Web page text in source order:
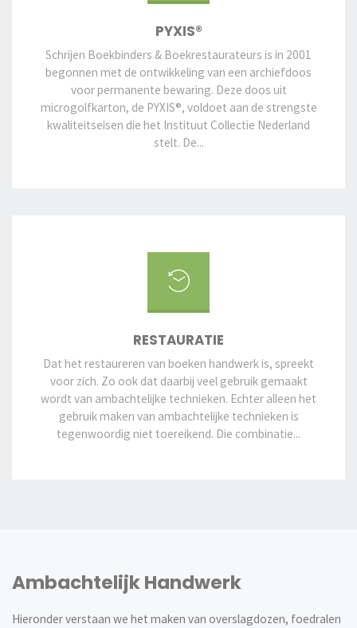
PYXIS®
Schrijen Boekbinders & Boekrestaurateurs is in 2001
begonnen met de ontwikkeling van een archiefdoos
voor permanente bewaring. Deze doos uit
microgolfkarton, de PYXIS®, voldoet aan de strengste
kwaliteitseisen die het Instituut Collectie Nederland
stelt. De...
RESTAURATIE
Dat het restaureren van boeken handwerk is, spreekt
voor zich. Zo ook dat daarbij veel gebruik gemaakt
wordt van ambachtelijke technieken. Echter alleen het
gebruik maken van ambachtelijke technieken is
tegenwoordig niet toereikend. Die combinatie...
Ambachtelijk Handwerk
Hieronder verstaan we het maken van overslagdozen, foedralen